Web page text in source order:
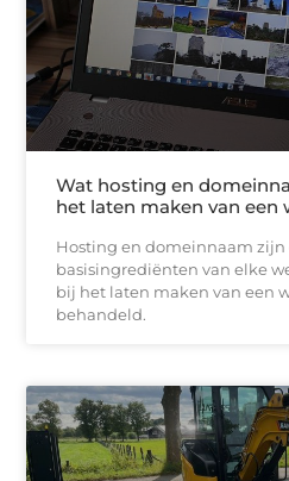
Wat hosting en
het laten maken van een
Hosting en domeinnaam zijn
basisingrediënten van elke
bij het laten maken van een
behandeld.